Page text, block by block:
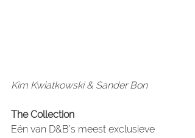
Kim Kwiatkowski & Sander Bon
The Collection
Eén van D&B’s meest exclusieve